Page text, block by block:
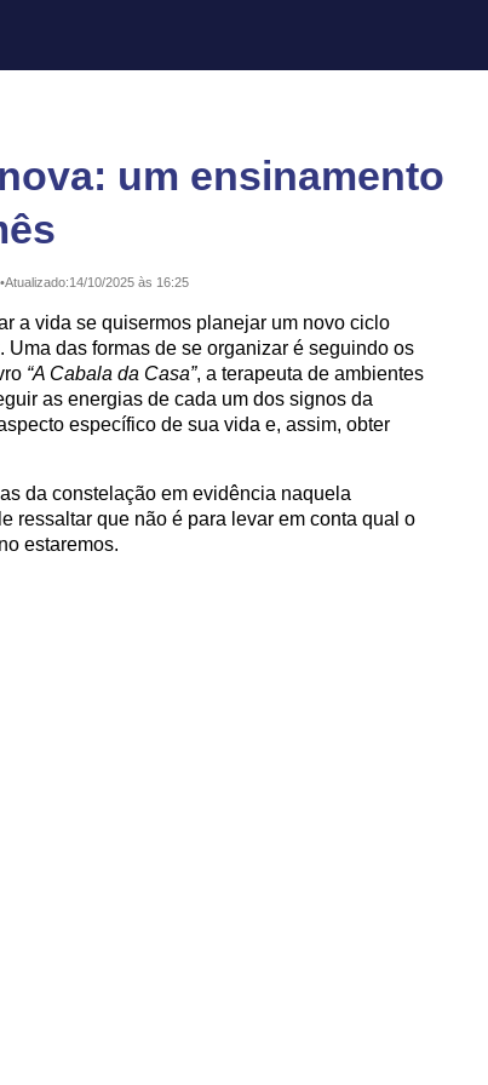
um ensinamento
•Atualizado:14/10/2025 às 16:25
a vida se quisermos planejar um novo ciclo
Uma das formas de se organizar é seguindo os
“A Cabala da Casa”, a terapeuta de ambientes
as energias de cada um dos signos da
específico de sua vida e, assim, obter
da constelação em evidência naquela
ressaltar que não é para levar em conta qual o
estaremos.